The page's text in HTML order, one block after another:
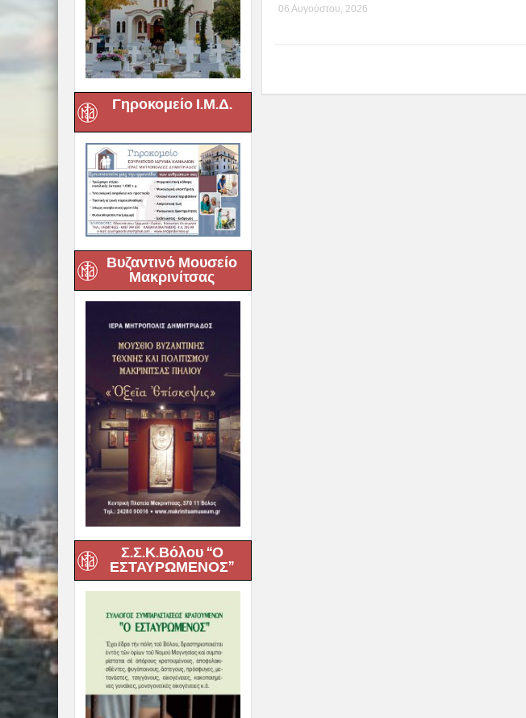
Γηροκομείο Ι.Μ.Δ.
Βυζαντινό Μουσείο
Μακρινίτσας
Σ.Σ.Κ.Βόλου “Ο
ΕΣΤΑΥΡΩΜΕΝΟΣ”
06 Αυγούστου, 2026